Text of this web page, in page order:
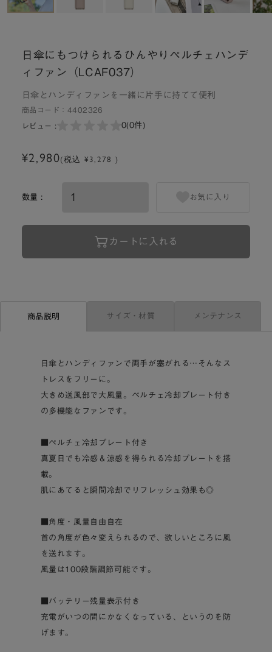
日傘にもつけられるひんやりペルチェハンデ
ィファン（LCAF037）
日傘とハンディファンを一緒に片手に持てて便利
商品コード： 4402326
レビュー : 0(0件)
¥2,980(税込 ¥3,278 )
数量 :
カートに入れる
お気に入り
商品説明 サイズ・材質 メンテナンス
日傘とハンディファンで両手が塞がれる…そんなス
トレスをフリーに。
大きめ送風部で大風量。ペルチェ冷却プレート付き
の多機能なファンです。
■ペルチェ冷却プレート付き
真夏日でも冷感＆涼感を得られる冷却プレートを搭
載。
肌にあてると瞬間冷却でリフレッシュ効果も◎
■角度・風量自由自在
首の角度が色々変えられるので、欲しいところに風
を送れます。
風量は100段階調節可能です。
■バッテリー残量表示付き
充電がいつの間にかなくなっている、というのを防
げます。